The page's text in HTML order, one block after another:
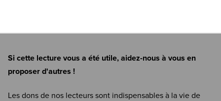
Si cette lecture vous a été utile, aidez-nous à vous en
proposer d'autres !
Les dons de nos lecteurs sont indispensables à la vie de